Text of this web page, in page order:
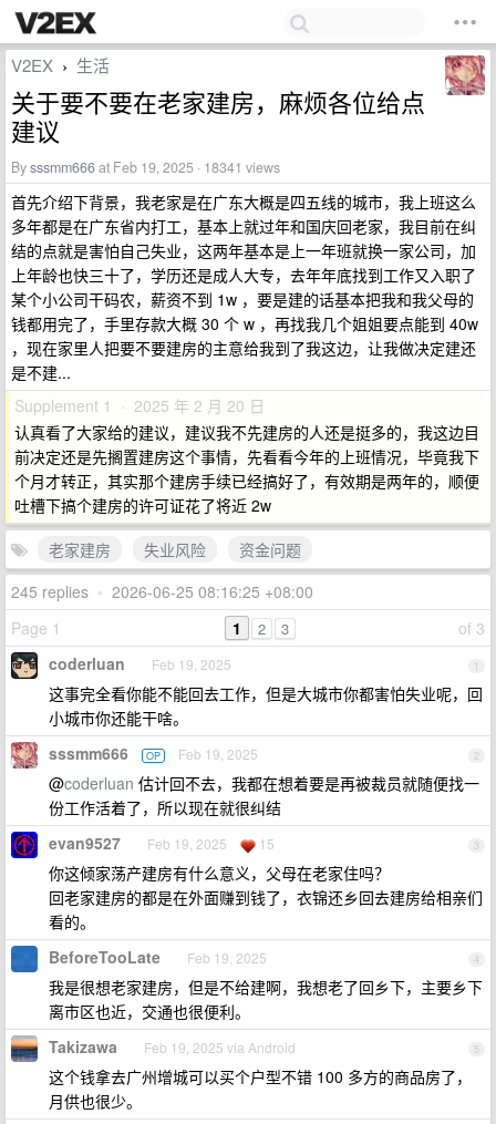
V2EX › 生活
关于要不要在老家建房，麻烦各位给点
建议
Bysssmm666at Feb 19, 2025 · 18341 views
首先介绍下背景，我老家是在广东大概是四五线的城市，我上班这么
多年都是在广东省内打工，基本上就过年和国庆回老家，我目前在纠
结的点就是害怕自己失业，这两年基本是上一年班就换一家公司，加
上年龄也快三十了，学历还是成人大专，去年年底找到工作又入职了
某个小公司干码农，薪资不到 1w ，要是建的话基本把我和我父母的
钱都用完了，手里存款大概 30 个 w ，再找我几个姐姐要点能到 40w
，现在家里人把要不要建房的主意给我到了我这边，让我做决定建还
是不建...
Supplement 1 · 2025 年 2 月 20 日
认真看了大家给的建议，建议我不先建房的人还是挺多的，我这边目
前决定还是先搁置建房这个事情，先看看今年的上班情况，毕竟我下
个月才转正，其实那个建房手续已经搞好了，有效期是两年的，顺便
吐槽下搞个建房的许可证花了将近 2w
老家建房
失业风险
资金问题
245 replies • 2026-06-25 08:16:25 +08:00
Page 1
of 3
1 2 3
1
coderluan Feb 19, 2025
这事完全看你能不能回去工作，但是大城市你都害怕失业呢，回
小城市你还能干啥。
2
sssmm666 OP Feb 19, 2025
@coderluan 估计回不去，我都在想着要是再被裁员就随便找一
份工作活着了，所以现在就很纠结
3
evan9527 Feb 19, 2025 15
你这倾家荡产建房有什么意义，父母在老家住吗？
回老家建房的都是在外面赚到钱了，衣锦还乡回去建房给相亲们
看的。
4
BeforeTooLate Feb 19, 2025
我是很想老家建房，但是不给建啊，我想老了回乡下，主要乡下
离市区也近，交通也很便利。
5
Takizawa Feb 19, 2025 via Android
这个钱拿去广州增城可以买个户型不错 100 多方的商品房了，
月供也很少。